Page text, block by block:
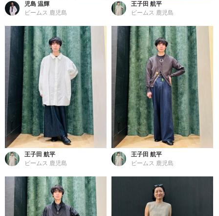
児島 温輝
ビームス 鹿児島
王子田 航平
ビームス 鹿児島
王子田 航平
ビームス 鹿児島
王子田 航平
ビームス 鹿児島